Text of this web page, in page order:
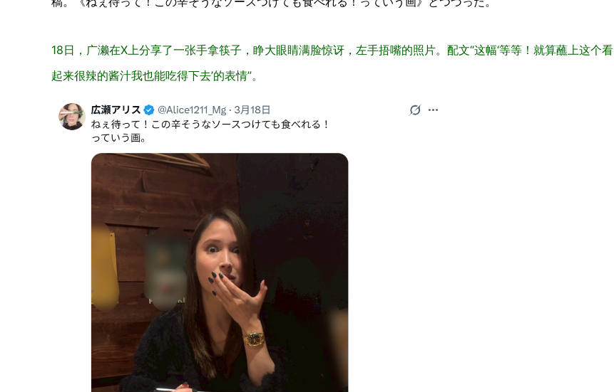
18日，广濑在X上分享了一张手拿筷子，睁大眼睛满脸惊讶，左手捂嘴的照片。配文“这幅‘等等！就算蘸上这个看
起来很辣的酱汁我也能吃得下去’的表情”。